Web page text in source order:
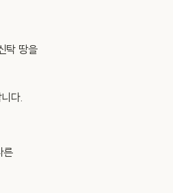
탁 땅을
다.
른